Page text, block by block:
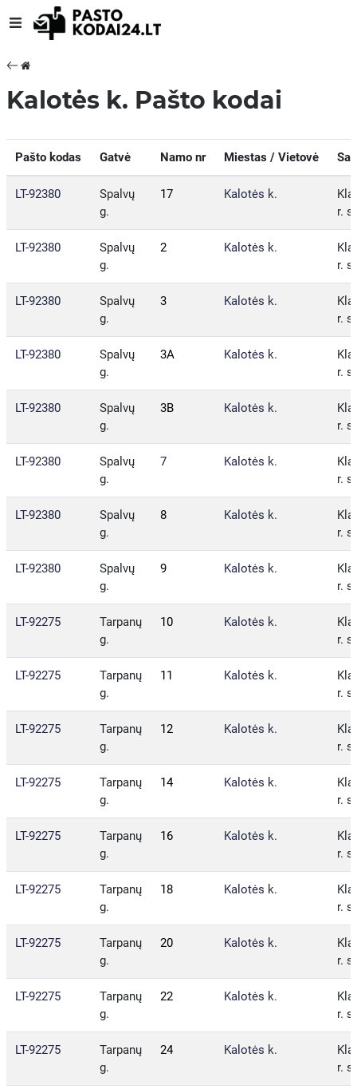
Kalotės k. Pašto kodai
Pašto kodas Gatvė Namo nr Miestas / Vietovė
LT-92380
Spalvų
g.
17 Kalotės k.
r.
LT-92380
Spalvų
g.
2 Kalotės k.
r.
LT-92380
Spalvų
g.
3 Kalotės k.
r.
LT-92380
Spalvų
g.
3A Kalotės k.
r.
LT-92380
Spalvų
g.
3B Kalotės k.
r.
LT-92380
Spalvų
g.
7 Kalotės k.
r.
LT-92380
Spalvų
g.
8 Kalotės k.
r.
LT-92380
Spalvų
g.
9 Kalotės k.
r.
LT-92275
Tarpanų
g.
10 Kalotės k.
r.
LT-92275
Tarpanų
g.
11 Kalotės k.
r.
LT-92275
Tarpanų
g.
12 Kalotės k.
r.
LT-92275
Tarpanų
g.
14 Kalotės k.
r.
LT-92275
Tarpanų
g.
16 Kalotės k.
r.
LT-92275
Tarpanų
g.
18 Kalotės k.
r.
LT-92275
Tarpanų
g.
20 Kalotės k.
r.
LT-92275
Tarpanų
g.
22 Kalotės k.
r.
LT-92275
Tarpanų
g.
24 Kalotės k.
r.